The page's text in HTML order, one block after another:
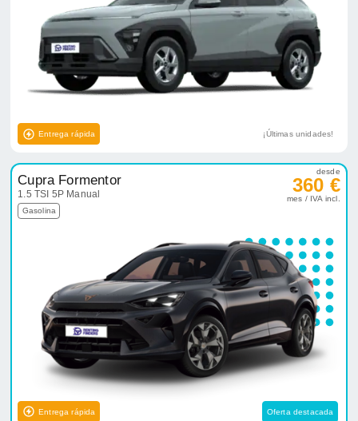
Entrega rápida ¡Últimas unidades!
Cupra Formentor
1.5 TSI 5P Manual
Gasolina
desde
360 €
mes / IVA incl.
Entrega rápida Oferta destacada